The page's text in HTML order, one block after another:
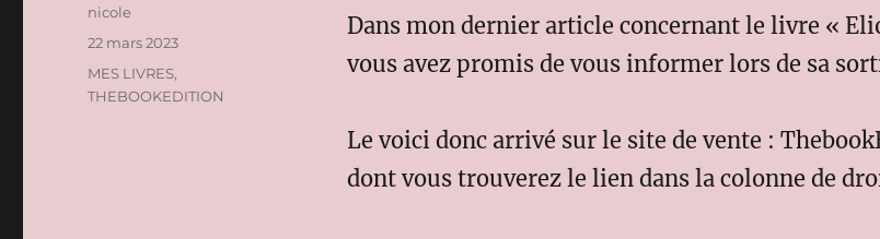
Dans mon dernier article concernant le livre «
vous avez promis de vous informer lors de sa
Le voici donc arrivé sur le site de vente :
dont vous trouverez le lien dans la colonne de
Auteur
nicole
Publié
22 mars 2023
Catégories
MES LIVRES,
THEBOOKEDITION